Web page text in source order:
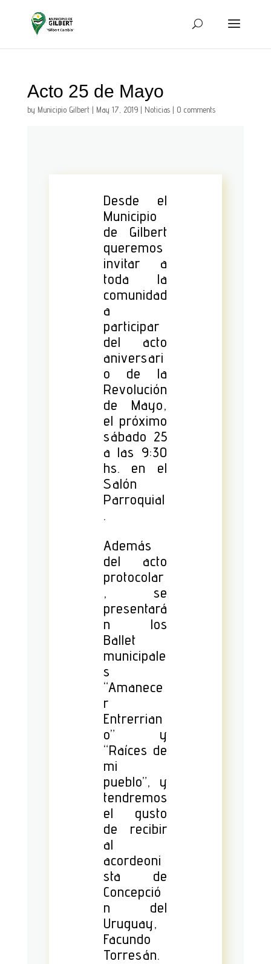
Acto 25 de Mayo
by Municipio Gilbert| May 17, 2019| Noticias| 0 comments
Desde el
Municipio
de Gilbert
queremos
invitar a
toda la
comunidad
a
participar
del acto
aniversari
o de la
Revolución
de Mayo,
el próximo
sábado 25
a las 9:30
hs. en el
Salón
Parroquial
.
Además
del acto
protocolar
, se
presentará
n los
Ballet
municipale
s
“Amanece
r
Entrerrian
o” y
“Raíces de
mi
pueblo”, y
tendremos
el gusto
de recibir
al
acordeoni
sta de
Concepció
n del
Uruguay,
Facundo
Torresán.